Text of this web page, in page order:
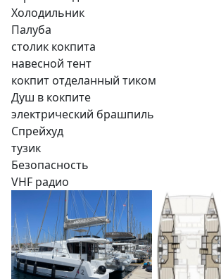
Холодильник
Палуба
столик кокпита
навесной тент
кокпит отделанный тиком
Душ в кокпите
электрический брашпиль
Спрейхуд
тузик
Безопасность
VHF радио